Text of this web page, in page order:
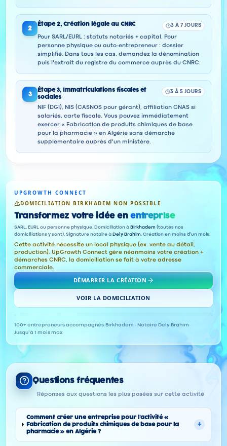
2
Étape 2, Création légale au CNRC 3 À 7 JOURS
Pour SARL/EURL : statuts notariés + capital. Pour
personne physique ou auto-entrepreneur : dossier
simplifié. Dans tous les cas, demandez la dénomination
puis l'extrait du registre du commerce auprès du CNRC.
3
Étape 3,
Immatriculations fiscales et
sociales
3 À 5 JOURS
NIF (DGI), NIS (CASNOS pour gérant), affiliation CNAS si
salariés, carte fiscale. Vous pouvez immédiatement
exercer « Fabrication de produits chimiques de base
pour la pharmacie » en Algérie sans démarche
supplémentaire auprès d'un ministère.
UPGROWTH CONNECT
DOMICILIATION BIRKHADEM NON POSSIBLE
Transformez votre idée en entreprise
SARL, EURL ou personne physique. Domiciliation à Birkhadem (toutes nos
domiciliations y sont). Signature notaire à Dely Brahim . Création en moins d'un mois.
Cette activité nécessite un local physique (ex. vente au détail,
production). UpGrowth Connect gère néanmoins votre création +
démarches CNRC, la domiciliation se fait à votre adresse
commerciale.
DÉMARRER LA CRÉATION
VOIR LA DOMICILIATION
100+ entrepreneurs accompagnés·Birkhadem · Notaire Dely Brahim ·
Jusqu'à 1 mois max
Questions fréquentes
Réponses aux questions les plus posées sur cette activité
Comment créer une entreprise pour l'activité «
Fabrication de produits chimiques de base pour la
pharmacie » en Algérie ?
+